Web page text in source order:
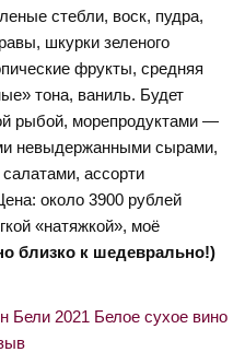
стебли, воск, пудра,
шкурки зеленого
фрукты, средняя
тона, ваниль. Будет
рыбой, морепродуктами —
невыдержанными сырами,
ассорти
около 3900 рублей
«натяжкой», моё
близко к шедеврально!)